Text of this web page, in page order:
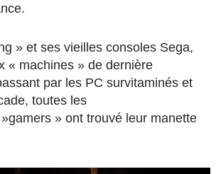
» et ses vieilles consoles Sega,
« machines » de dernière
par les PC survitaminés et
toutes les
» ont trouvé leur manette